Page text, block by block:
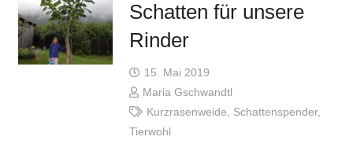
Schatten für unsere
Rinder
15. Mai 2019
Maria Gschwandtl
Kurzrasenweide
Schattenspender,
Tierwohl